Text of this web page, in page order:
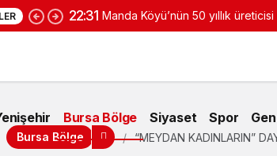
yoğurduyla fark oluşturdu
Bursa Bölge Siyaset Spor
Bursa Bölge “MEYDAN KADINLARIN”